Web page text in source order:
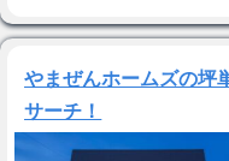
やまぜんホームズの坪
サーチ！